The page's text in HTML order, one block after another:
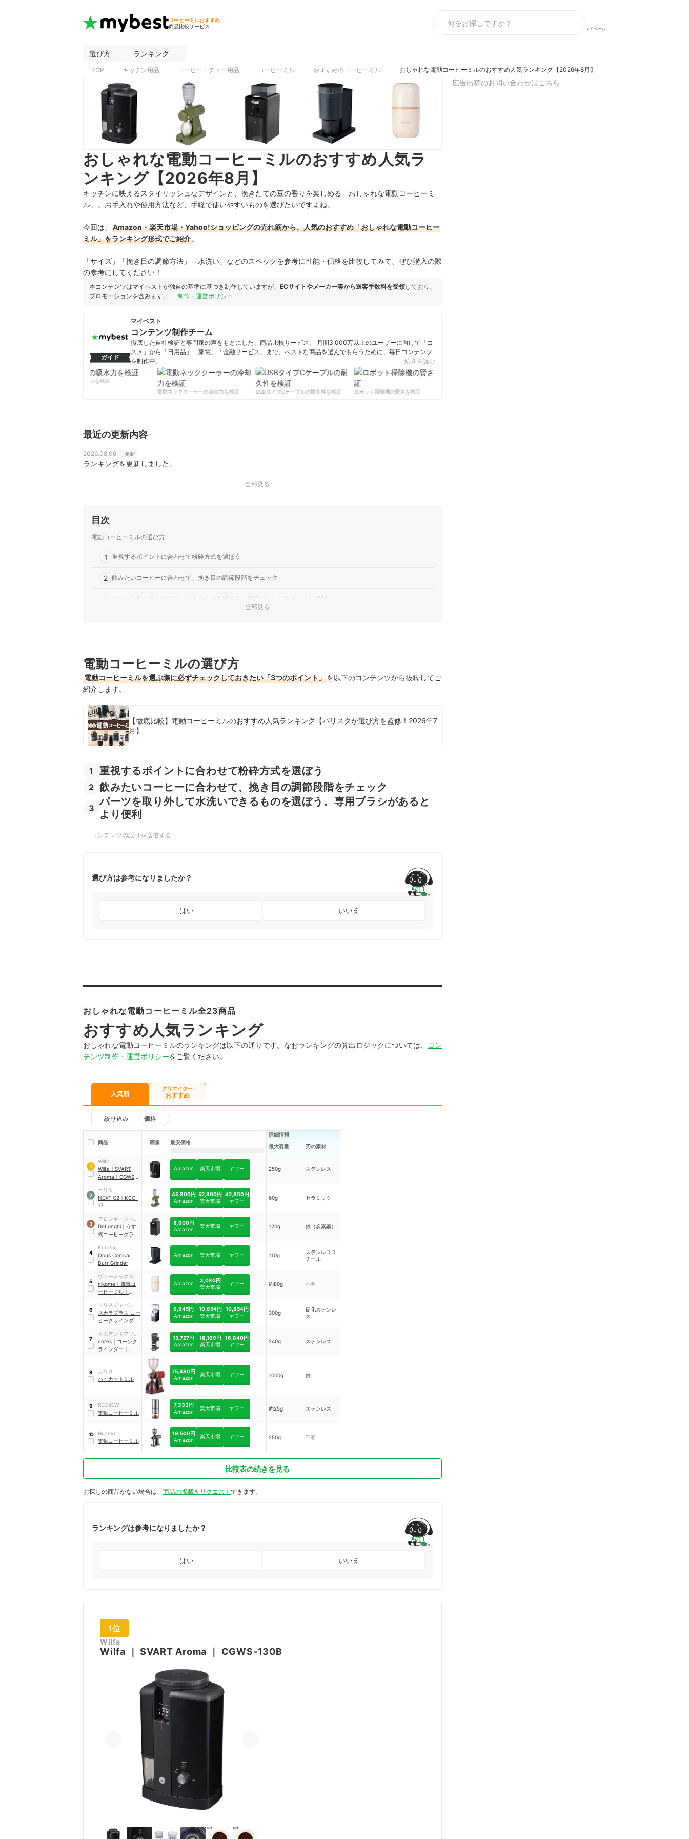
コーヒーミルおすすめ
商品比較サービス
マイページ
選び方 ランキング
TOP キッチン用品 コーヒー・ティー用品 コーヒーミル おすすめのコーヒーミル おしゃれな電動コーヒーミルのおすすめ人気ランキング【2026年8月】
おしゃれな電動コーヒーミルのおすすめ人気ラ
ンキング【2026年8月】
キッチンに映えるスタイリッシュなデザインと、挽きたての豆の香りを楽しめる「おしゃれな電動コーヒーミ
ル」。お手入れや使用方法など、手軽で使いやすいものを選びたいですよね。
今回は、
Amazon・楽天市場・Yahoo!ショッピングの売れ筋から、人気のおすすめ「おしゃれな電動コーヒー
ミル」をランキング形式でご紹介 。
「サイズ」「挽き目の調節方法」「水洗い」などのスペックを参考に性能・価格を比較してみて、ぜひ購入の際
の参考にしてください！
本コンテンツはマイベストが独自の基準に基づき制作していますが、 ECサイトやメーカー等から送客手数料を受領しており、
プロモーションを含みます。
制作・運営ポリシー
ガイド
マイベスト
コンテンツ制作チーム
徹底した自社検証と専門家の声をもとにした、商品比較サービス。 月間3,000万以上のユーザーに向けて「コ
スメ」から「日用品」「家電」「金融サービス」まで、ベストな商品を選んでもらうために、毎日コンテンツ
を制作中。
コンテンツ制作チームのプロフィール
…続きを読む
柔軟剤の吸水力を検証
電動ネッククーラーの冷却力を検証
USBタイプCケーブルの耐久性を検証 ロボット掃除機の賢さを検証
最近の更新内容
2026.08.06 更新
ランキングを更新しました。
全部見る
目次
電動コーヒーミルの選び方
1 重視するポイントに合わせて粉砕方式を選ぼう
2 飲みたいコーヒーに合わせて、挽き目の調節段階をチェック
3 パーツを取り外して水洗いできるものを選ぼう。専用ブラシがあるとより便利
おしゃれな電動コーヒーミルの売れ筋ランキングもチェック！
全部見る
電動コーヒーミルの選び方
電動コーヒーミルを選ぶ際に必ずチェックしておきたい「3つのポイント」を以下のコンテンツから抜粋してご
紹介します。
【徹底比較】電動コーヒーミルのおすすめ人気ランキング【バリスタが選び方を監修！2026年7
月】
1 重視するポイントに合わせて粉砕方式を選ぼう
2 飲みたいコーヒーに合わせて、挽き目の調節段階をチェック
3
パーツを取り外して水洗いできるものを選ぼう。専用ブラシがあると
より便利
コンテンツの誤りを送信する
選び方は参考になりましたか？
はい いいえ
おしゃれな電動コーヒーミル全23商品
おすすめ人気ランキング
おしゃれな電動コーヒーミルのランキングは以下の通りです。なおランキングの算出ロジックについては、
コン
テンツ制作・運営ポリシーをご覧ください。
人気順
クリエイター
おすすめ
絞り込み 価格
商品 画像 最安価格
詳細情報
最大容量
刃の素材
1
Wilfa
Wilfa ｜ SVART
Aroma ｜ CGWS-
Amazon 楽天市場 ヤフー 250g ステンレス
2
カリタ
NEXT G2 ｜ KCG-
17
45,800円
Amazon
52,800円
楽天市場
42,800円
ヤフー
60g セラミック
3
デロンギ・ジャパ
ン
DeLonghi ｜ うす
式コーヒーグライ
8,900円
Amazon
楽天市場 ヤフー 120g 鉄（炭素鋼）
4
Kurasu
Opus Conical
Burr Grinder
Amazon 楽天市場 ヤフー 110g
ステンレスス
チール
5
ヴァーテックス
nikome ｜ 電気コ
ーヒーミル ｜
Amazon
3,080円
楽天市場
ヤフー 約80g 不明
6
ソリスジャパン
スカラプラス コー
ヒーグラインダー
9,945円
Amazon
10,854円
楽天市場
10,854円
ヤフー
300g
硬化ステンレ
ス
7
大石アンドアソシ
エイツ
cores ｜ コーング
ラインダー ｜
15,727円
Amazon
18,160円
楽天市場
16,840円
ヤフー
240g ステンレス
8
カリタ
ハイカットミル
75,480円
Amazon
楽天市場 ヤフー 1000g 鉄
9
REENEW
電動コーヒーミル
7,333円
Amazon
楽天市場 ヤフー 約25g ステンレス
10
Huanyu
電動コーヒーミル
19,500円
Amazon
楽天市場 ヤフー 250g 不明
比較表の続きを見る
お探しの商品がない場合は、 商品の掲載をリクエスト できます。
ランキングは参考になりましたか？
はい いいえ
1位
Wilfa
Wilfa ｜SVART Aroma CGWS-130B
広告出稿のお問い合わせはこちら